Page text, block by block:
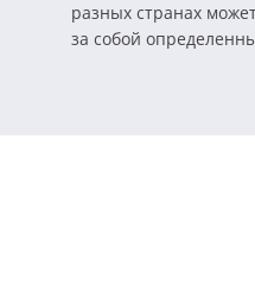
разных странах
за собой